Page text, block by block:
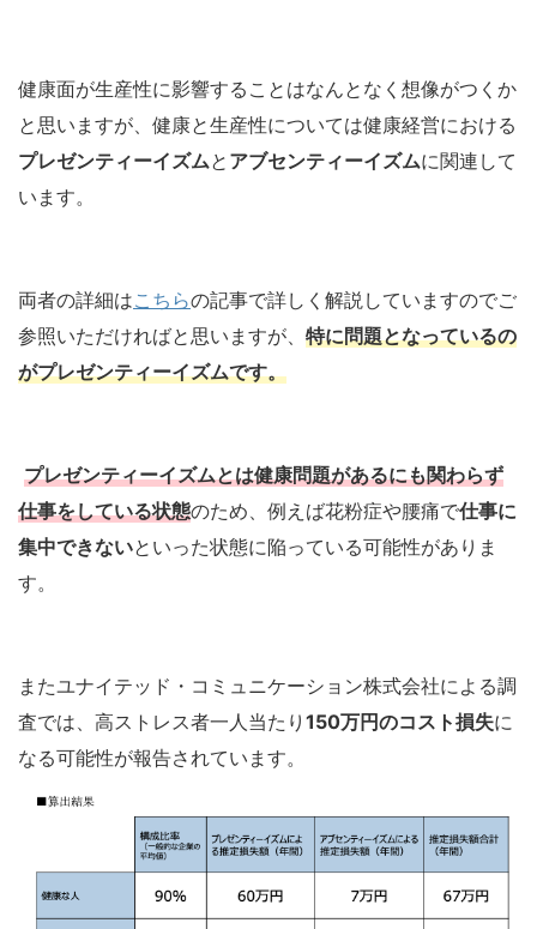
健康面が生産性に影響することはなんとなく想像がつくか
と思いますが、健康と生産性については健康経営における
プレゼンティーイズムと アブセンティーイズムに関連して
います。
両者の詳細はこちらの記事で詳しく解説していますのでご
参照いただければと思いますが、 特に問題となっているの
がプレゼンティーイズムです。
プレゼンティーイズムとは健康問題があるにも関わらず
仕事をしている状態のため、例えば花粉症や腰痛で仕事に
集中できないといった状態に陥っている可能性がありま
す。
またユナイテッド・コミュニケーション株式会社による調
査では、高ストレス者一人当たり 150万円のコスト損失に
なる可能性が報告されています。